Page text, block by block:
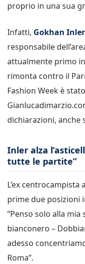
proprio in una sua
Infatti, Gokhan
responsabile
attualmente primo
rimonta contro il
Fashion Week è
dichiarazioni, anche
Inler alza
tutte le partite”
L’ex
prime due posizioni
“Penso solo alla
bianconero –
adesso
Roma”.